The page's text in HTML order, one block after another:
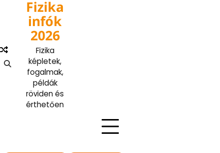
content
Fizika
infók
2026
Fizika
képletek,
fogalmak,
példák
röviden és
érthetően